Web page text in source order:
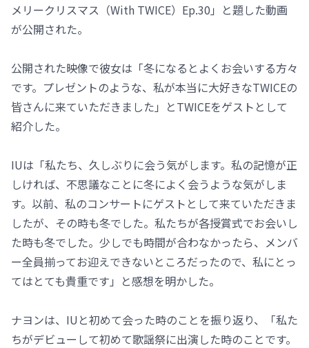
メリークリスマス（With TWICE）Ep.30」と題した動画
が公開された。
公開された映像で彼女は「冬になるとよくお会いする方々
です。プレゼントのような、私が本当に大好きなTWICEの
皆さんに来ていただきました」とTWICEをゲストとして
紹介した。
IUは「私たち、久しぶりに会う気がします。私の記憶が正
しければ、不思議なことに冬によく会うような気がしま
す。以前、私のコンサートにゲストとして来ていただきま
したが、その時も冬でした。私たちが各授賞式でお会いし
た時も冬でした。少しでも時間が合わなかったら、メンバ
ー全員揃ってお迎えできないところだったので、私にとっ
てはとても貴重です」と感想を明かした。
ナヨンは、IUと初めて会った時のことを振り返り、「私た
ちがデビューして初めて歌謡祭に出演した時のことです。